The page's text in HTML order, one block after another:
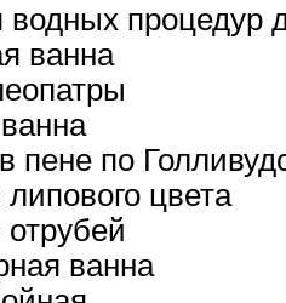
водных процедур
ванна
пене по
цвета
ванна